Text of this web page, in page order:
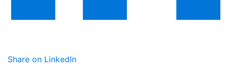
Share on LinkedIn